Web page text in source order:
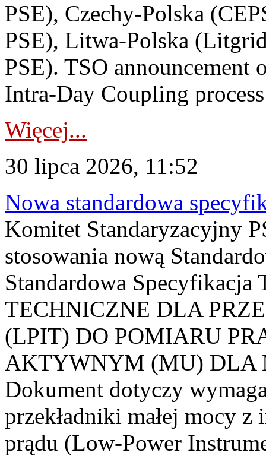
PSE), Czechy-Polska
PSE), Litwa-Polska
PSE). TSO announcement
Intra-Day Coupling
Więcej...
30 lipca 2026, 11:52
Nowa standardowa
Komitet Standaryzacyjny
stosowania nową
Standardowa
TECHNICZNE DLA
(LPIT) DO POMIARU
AKTYWNYM (MU) DLA
Dokument dotyczy
przekładniki małej mocy
prądu (Low-Power